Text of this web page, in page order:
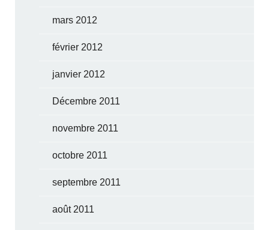
mars 2012
février 2012
janvier 2012
Décembre 2011
novembre 2011
octobre 2011
septembre 2011
août 2011